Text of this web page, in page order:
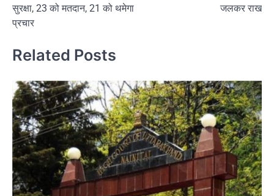
सुरक्षा, 23 को मतदान, 21 को थमेगा
प्रचार
जलकर राख
Related Posts